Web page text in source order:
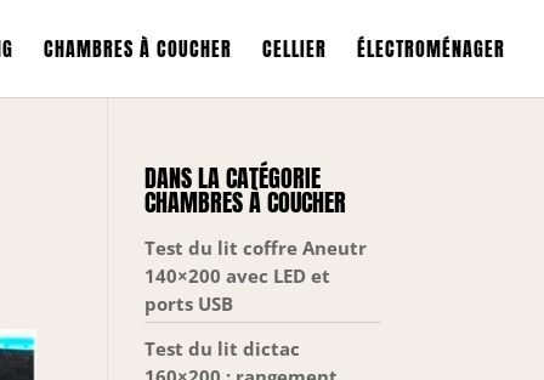
CHAMBRES À COUCHER CELLIER ÉLECTROMÉNAGER
DANS LA CATÉGORIE
CHAMBRES À COUCHER
Test du lit coffre Aneutr
140×200 avec LED et
ports USB
Test du lit dictac